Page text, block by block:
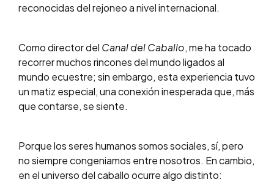
reconocidas del rejoneo a nivel internacional.
Como director del Canal del Caballo, me ha tocado
recorrer muchos rincones del mundo ligados al
mundo ecuestre; sin embargo, esta experiencia tuvo
un matiz especial, una conexión inesperada que, más
que contarse, se siente.
Porque los seres humanos somos sociales, sí, pero
no siempre congeniamos entre nosotros. En cambio,
en el universo del caballo ocurre algo distinto: